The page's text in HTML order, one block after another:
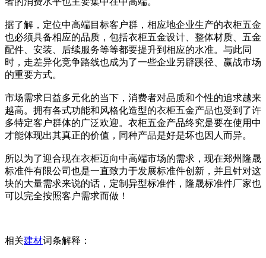
据了解，定位中高端目标客户群，相应地企业生产的衣柜五金
也必须具备相应的品质，包括衣柜五金设计、整体材质、五金
配件、安装、后续服务等等都要提升到相应的水准。与此同
时，走差异化竞争路线也成为了一些企业另辟蹊径、赢战市场
的重要方式。
市场需求日益多元化的当下，消费者对品质和个性的追求越来
越高。拥有各式功能和风格化造型的衣柜五金产品也受到了许
多特定客户群体的广泛欢迎。衣柜五金产品终究是要在使用中
才能体现出其真正的价值，同种产品是好是坏也因人而异。
所以为了迎合现在衣柜迈向中高端市场的需求，现在郑州隆晟
标准件有限公司也是一直致力于发展标准件创新，并且针对这
块的大量需求来说的话，定制异型标准件，隆晟标准件厂家也
可以完全按照客户需求而做！
相关建材词条解释：